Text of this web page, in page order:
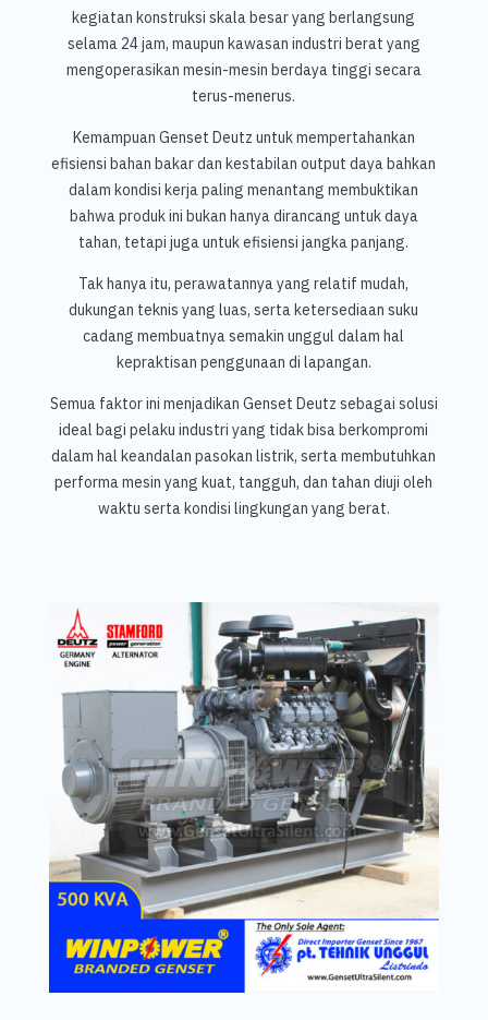
kegiatan konstruksi skala besar yang berlangsung
selama 24 jam, maupun kawasan industri berat yang
mengoperasikan mesin-mesin berdaya tinggi secara
terus-menerus.
Kemampuan Genset Deutz untuk mempertahankan
efisiensi bahan bakar dan kestabilan output daya bahkan
dalam kondisi kerja paling menantang membuktikan
bahwa produk ini bukan hanya dirancang untuk daya
tahan, tetapi juga untuk efisiensi jangka panjang.
Tak hanya itu, perawatannya yang relatif mudah,
dukungan teknis yang luas, serta ketersediaan suku
cadang membuatnya semakin unggul dalam hal
kepraktisan penggunaan di lapangan.
Semua faktor ini menjadikan Genset Deutz sebagai solusi
ideal bagi pelaku industri yang tidak bisa berkompromi
dalam hal keandalan pasokan listrik, serta membutuhkan
performa mesin yang kuat, tangguh, dan tahan diuji oleh
waktu serta kondisi lingkungan yang berat.